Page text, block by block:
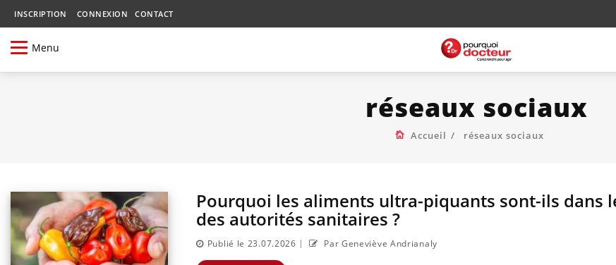
INSCRIPTION CONNEXION CONTACT
Menu
réseaux sociaux
Accueil réseaux sociaux
Pourquoi les aliments ultra-piquants sont-ils dans
des autorités sanitaires ?
Publié le 23.07.2026 | Par Geneviève Andrianaly